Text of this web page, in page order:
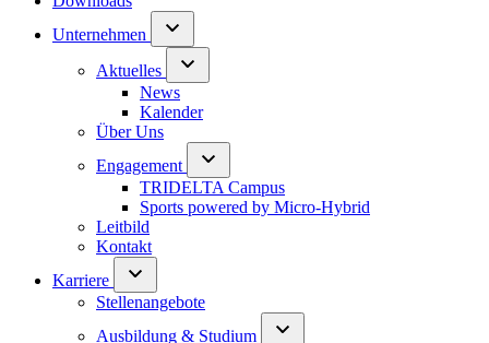
Unternehmen
Aktuelles
News
Kalender
Über Uns
Engagement
TRIDELTA Campus
Sports powered by Micro-Hybrid
Leitbild
Kontakt
Karriere
Stellenangebote
Ausbildung & Studium